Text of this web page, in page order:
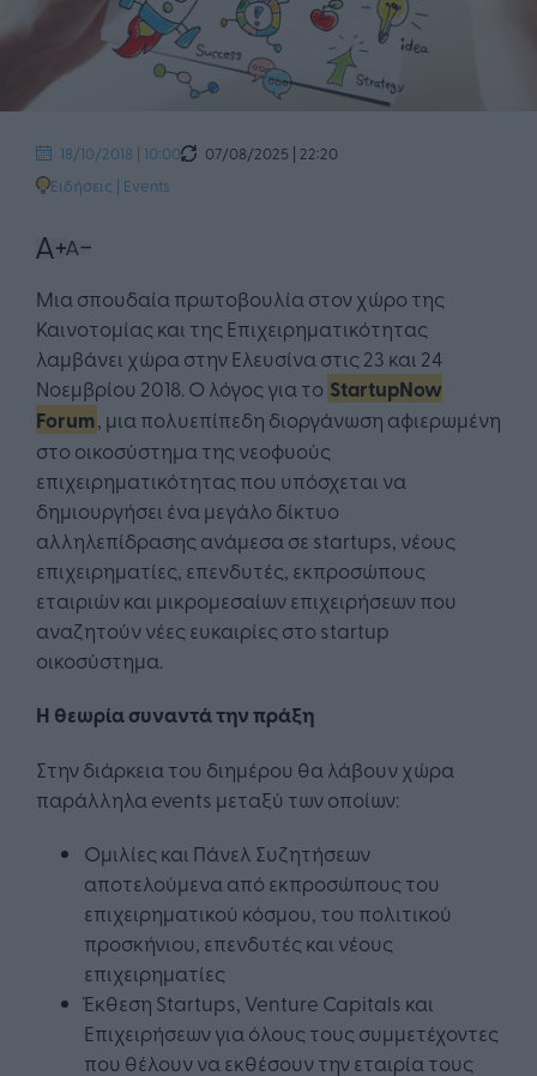
18/10/2018 | 10:00
07/08/2025 | 22:20
Ειδήσεις | Events
Μια σπουδαία πρωτοβουλία στον χώρο της
Καινοτομίας και της Επιχειρηματικότητας
λαμβάνει χώρα στην Ελευσίνα στις 23 και 24
Νοεμβρίου 2018. Ο λόγος για το StartupNow
Forum, μια πολυεπίπεδη διοργάνωση αφιερωμένη
στο οικοσύστημα της νεοφυούς
επιχειρηματικότητας που υπόσχεται να
δημιουργήσει ένα μεγάλο δίκτυο
αλληλεπίδρασης ανάμεσα σε startups, νέους
επιχειρηματίες, επενδυτές, εκπροσώπους
εταιριών και μικρομεσαίων επιχειρήσεων που
αναζητούν νέες ευκαιρίες στο startup
οικοσύστημα.
Η θεωρία συναντά την πράξη
Στην διάρκεια του διημέρου θα λάβουν χώρα
παράλληλα events μεταξύ των οποίων:
Ομιλίες και Πάνελ Συζητήσεων
αποτελούμενα από εκπροσώπους του
επιχειρηματικού κόσμου, του πολιτικού
προσκήνιου, επενδυτές και νέους
επιχειρηματίες
Έκθεση Startups, Venture Capitals και
Επιχειρήσεων για όλους τους συμμετέχοντες
που θέλουν να εκθέσουν την εταιρία τους